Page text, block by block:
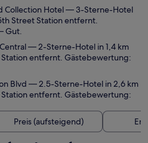
Collection Hotel— 3-Sterne-Hotel
Street Station entfernt.
Gut.
— 2-Sterne-Hotel in 1,4 km
entfernt. Gästebewertung:
Blvd — 2.5-Sterne-Hotel in 2,6 km
entfernt. Gästebewertung:
Preis (aufsteigend)